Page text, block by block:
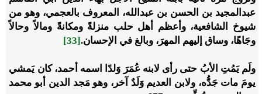
عبدالمجيد بن الحسن بن عبدالله، المعروف بالعجمي، وهو من
شيوخ الشافعية، وأعظم أهل حلب منزلةً ومكانةً ومالاً وحالاً
وجَاهًا، وساق إليهم المهرَ، وبالغ في الإحسان.[33]
ولَم يَمُتِ الأبُ حتى رأى لابنه عُمَرَ وَلدًا اسمه أحمد، كان يَمشي
يومَ مات جَدُّه، ولابن العديم وَلَدٌ آخر، وهو مَجد الدين أبو محمد